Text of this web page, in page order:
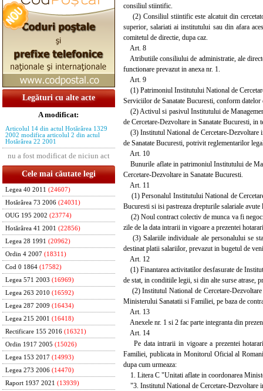
Legături cu alte acte
A modificat:
Articolul 14 din actul Hotărârea 1329
2002 modifica articolul 2 din actul
Hotărârea 22 2001
nu a fost modificat de niciun act
Cele mai căutate legi
Legea 40 2011 (24607)
Hotărârea 73 2006 (24031)
OUG 195 2002 (23774)
Hotărârea 41 2001 (22856)
Legea 28 1991 (20962)
Ordin 4 2007 (18311)
Cod 0 1864 (17582)
Legea 571 2003 (16969)
Legea 263 2010 (16592)
Legea 287 2009 (16434)
Legea 215 2001 (16418)
Rectificare 155 2016 (16321)
Ordin 1917 2005 (15026)
Legea 153 2017 (14993)
Legea 273 2006 (14470)
Raport 1937 2021 (13939)
consiliul stiintific.
(2) Consiliul stiintific este alcatuit din
superior, salariati ai institutului sau din afara
comitetul de directie, dupa caz.
Art. 8
Atributiile consiliului de administratie, ale
functionare prevazut in anexa nr. 1.
Art. 9
(1) Patrimoniul Institutului National de
Serviciilor de Sanatate Bucuresti, conform
(2) Activul si pasivul Institutului de
de Cercetare-Dezvoltare in Sanatate Bucuresti,
(3) Institutul National de Cercetare-Dezvoltare
de Sanatate Bucuresti, potrivit reglementarilor
Art. 10
Bunurile aflate in patrimoniul Institutului de
Cercetare-Dezvoltare in Sanatate Bucuresti.
Art. 11
(1) Personalul Institutului National de
Bucuresti si isi pastreaza drepturile salariale
(2) Noul contract colectiv de munca va fi
zile de la data intrarii in vigoare a prezentei
(3) Salariile individuale ale personalului se
destinat platii salariilor, prevazut in bugetul de
Art. 12
(1) Finantarea activitatilor desfasurate de
de stat, in conditiile legii, si din alte surse atrase,
(2) Institutul National de Cercetare-Dezvoltare
Ministerului Sanatatii si Familiei, pe baza de
Art. 13
Anexele nr. 1 si 2 fac parte integranta din
Art. 14
Pe data intrarii in vigoare a prezentei
Familiei, publicata in Monitorul Oficial al
dupa cum urmeaza:
1. Litera C "Unitati aflate in coordonarea
"3. Institutul National de Cercetare-Dezvoltare